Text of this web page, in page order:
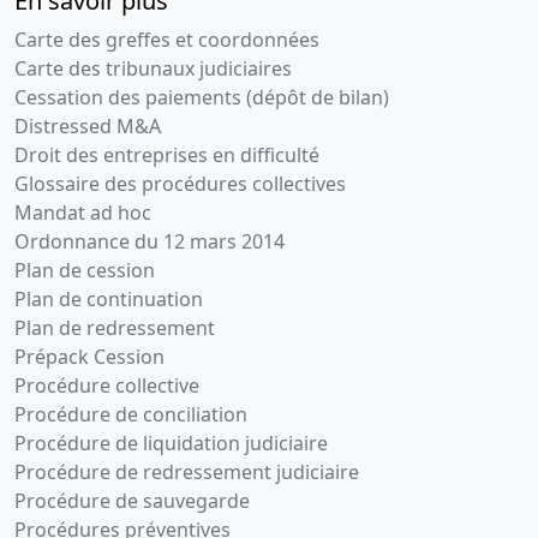
Carte des greffes et coordonnées
Carte des tribunaux judiciaires
Cessation des paiements (dépôt de bilan)
Distressed M&A
Droit des entreprises en difficulté
Glossaire des procédures collectives
Mandat ad hoc
Ordonnance du 12 mars 2014
Plan de cession
Plan de continuation
Plan de redressement
Prépack Cession
Procédure collective
Procédure de conciliation
Procédure de liquidation judiciaire
Procédure de redressement judiciaire
Procédure de sauvegarde
Procédures préventives